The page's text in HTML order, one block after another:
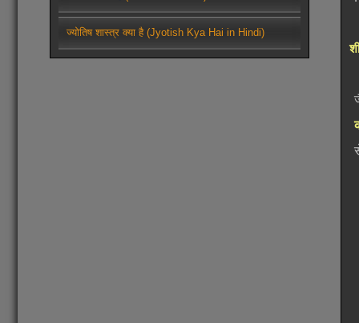
ज्योतिष शास्त्र क्या है (Jyotish Kya Hai in Hindi)